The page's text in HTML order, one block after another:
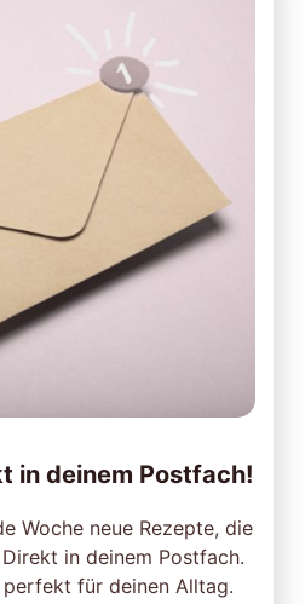
in deinem Postfach!
Woche neue Rezepte, die
in deinem Postfach.
für deinen Alltag.